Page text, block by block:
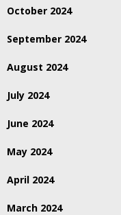
October 2024
September 2024
August 2024
July 2024
June 2024
May 2024
April 2024
March 2024